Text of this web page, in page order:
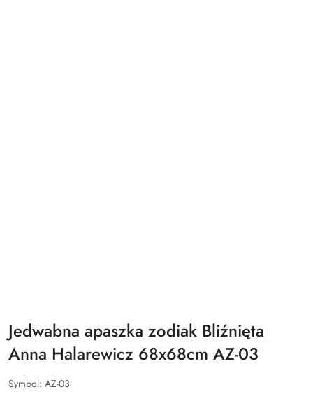
Jedwabna apaszka zodiak Bliźnięta
Anna Halarewicz 68x68cm AZ-03
Symbol: AZ-03